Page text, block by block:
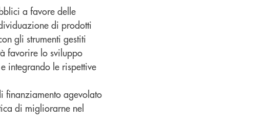
a favore delle
di prodotti
gli strumenti gestiti
favorire lo sviluppo
integrando le rispettive
finanziamento agevolato
di migliorarne nel